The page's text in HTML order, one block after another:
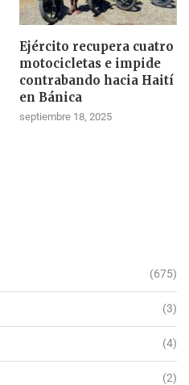
Ejército recupera cuatro
motocicletas e impide
contrabando hacia Haití
en Bánica
septiembre 18, 2025
(675)
(3)
(4)
(2)